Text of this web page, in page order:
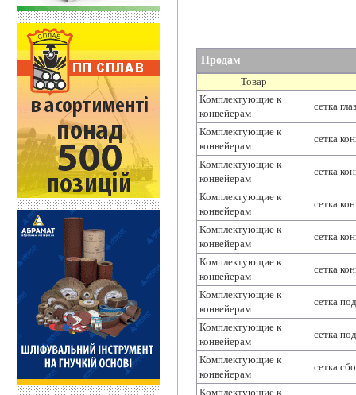
Продам
Товар
Комплектующие к
конвейерам
сетка
Комплектующие к
конвейерам
сетка
Комплектующие к
конвейерам
сетка
Комплектующие к
конвейерам
сетка
Комплектующие к
конвейерам
сетка
Комплектующие к
конвейерам
сетка
Комплектующие к
конвейерам
сетка
Комплектующие к
конвейерам
сетка
Комплектующие к
конвейерам
сетка
Комплектующие к